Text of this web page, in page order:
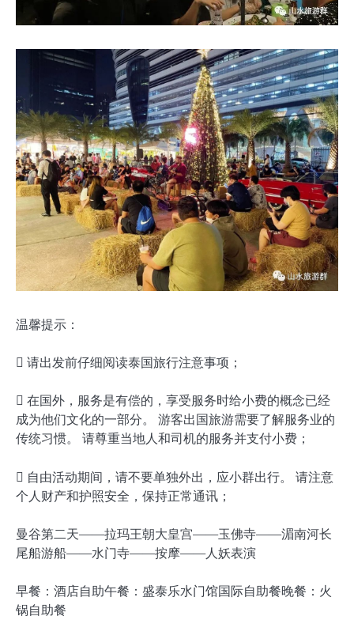
温馨提示：
 请出发前仔细阅读泰国旅行注意事项；
 在国外，服务是有偿的，享受服务时给小费的概念已经
成为他们文化的一部分。 游客出国旅游需要了解服务业的
传统习惯。 请尊重当地人和司机的服务并支付小费；
 自由活动期间，请不要单独外出，应小群出行。 请注意
个人财产和护照安全，保持正常通讯；
曼谷第二天——拉玛王朝大皇宫——玉佛寺——湄南河长
尾船游船——水门寺——按摩——人妖表演
早餐：酒店自助午餐：盛泰乐水门馆国际自助餐晚餐：火
锅自助餐